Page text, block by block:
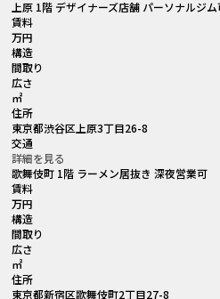
上原 1階 デザイナーズ店舗 パーソナルジム
賃料
万円
構造
間取り
広さ
㎡
住所
東京都渋谷区上原3丁目26-8
交通
詳細を見る
歌舞伎町 1階 ラーメン居抜き 深夜営業可
賃料
万円
構造
間取り
広さ
㎡
住所
東京都新宿区歌舞伎町2丁目27-8